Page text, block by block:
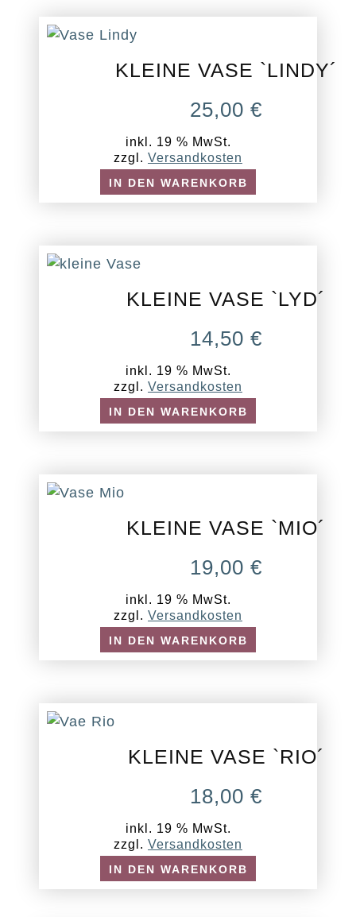
KLEINE VASE `LINDY´
25,00 €
inkl. 19 % MwSt.
zzgl. Versandkosten
IN DEN WARENKORB
KLEINE VASE `LYD´
14,50 €
inkl. 19 % MwSt.
zzgl. Versandkosten
IN DEN WARENKORB
KLEINE VASE `MIO´
19,00 €
inkl. 19 % MwSt.
zzgl. Versandkosten
IN DEN WARENKORB
KLEINE VASE `RIO´
18,00 €
inkl. 19 % MwSt.
zzgl. Versandkosten
IN DEN WARENKORB